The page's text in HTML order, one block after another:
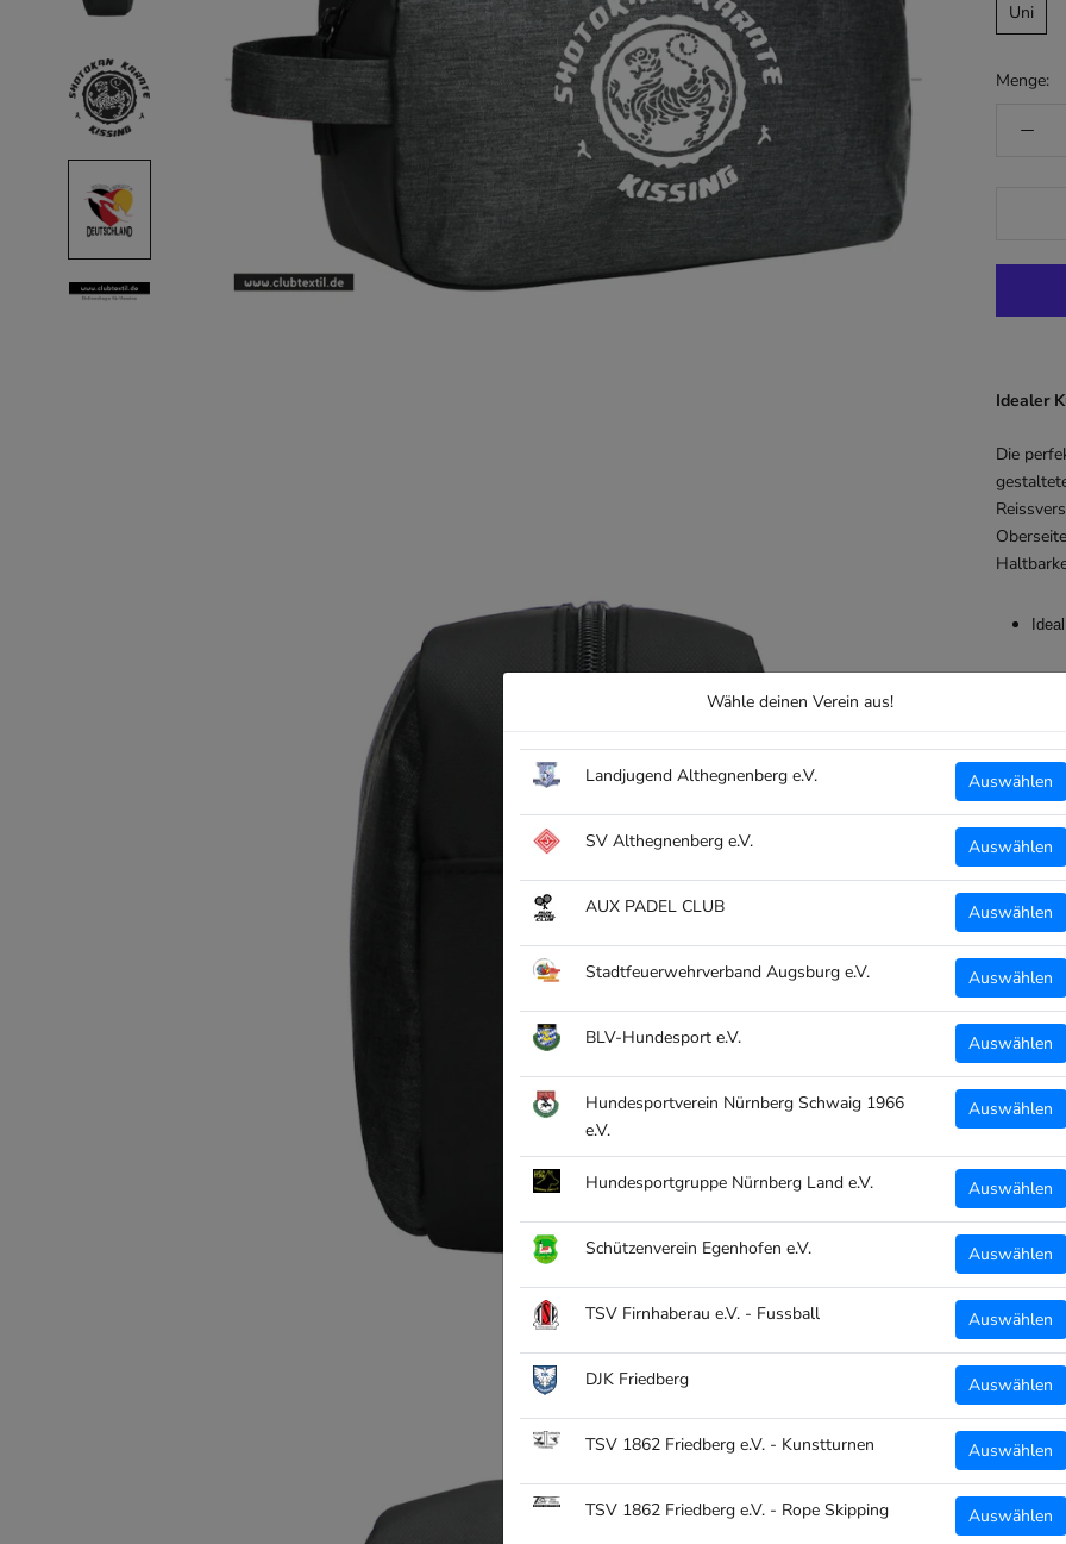
Wähle deinen Verein aus!
Landjugend Althegnenberg e.V. Auswählen
SV Althegnenberg e.V. Auswählen
AUX PADEL CLUB Auswählen
Stadtfeuerwehrverband Augsburg e.V. Auswählen
BLV-Hundesport e.V. Auswählen
Hundesportverein Nürnberg Schwaig 1966
e.V.
Auswählen
Hundesportgruppe Nürnberg Land e.V. Auswählen
Schützenverein Egenhofen e.V. Auswählen
TSV Firnhaberau e.V. - Fussball Auswählen
DJK Friedberg Auswählen
TSV 1862 Friedberg e.V. - Kunstturnen Auswählen
TSV 1862 Friedberg e.V. - Rope Skipping Auswählen
Uni
Menge:
Idealer
Die
auf
Details:
TEILEN